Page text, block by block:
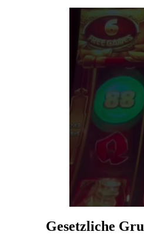
Gesetzliche